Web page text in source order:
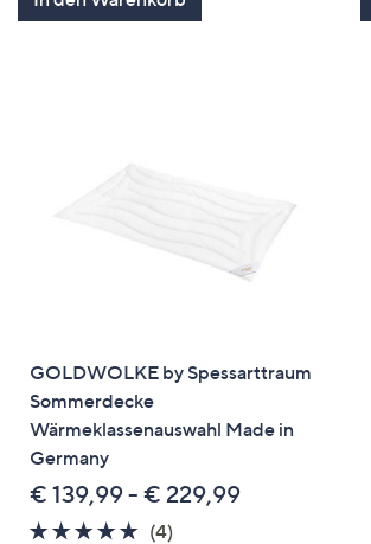
GOLDWOLKE by Spessarttraum
Sommerdecke
Wärmeklassenauswahl Made in
Germany
€ 139,99 - € 229,99
4.8
(4)4